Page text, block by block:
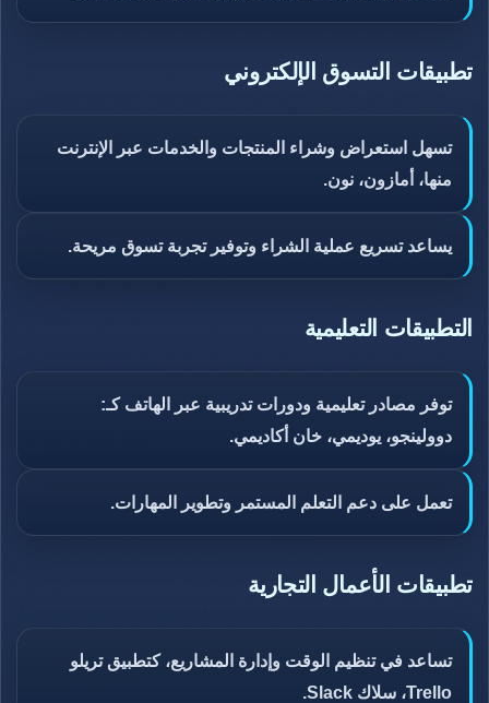
تطبيقات التسوق الإلكتروني
تسهل استعراض وشراء المنتجات والخدمات عبر الإنترنت
منها، أمازون، نون.
يساعد تسريع عملية الشراء وتوفير تجربة تسوق مريحة.
التطبيقات التعليمية
توفر مصادر تعليمية ودورات تدريبية عبر الهاتف كـ:
دوولينجو، يوديمي، خان أكاديمي.
تعمل على دعم التعلم المستمر وتطوير المهارات.
تطبيقات الأعمال التجارية
تساعد في تنظيم الوقت وإدارة المشاريع، كتطبيق تريلو
Trello، سلاك Slack.